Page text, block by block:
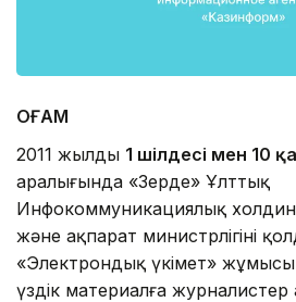
ҚОҒАМ
2011 жылдың 1 шілдесі мен 10
аралығында «Зерде» Ұлттық
Инфокоммуникациялық
және ақпарат министрлігінің
«Электрондық үкімет»
үздік материалға